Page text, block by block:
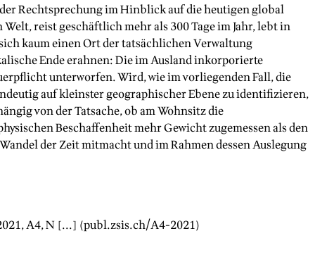
Rechtsprechung im Hinblick auf die heutigen global
reist geschäftlich mehr als 300 Tage im Jahr, lebt in
kaum einen Ort der tatsächlichen Verwaltung
Ende erahnen: Die im Ausland inkorporierte
unterworfen. Wird, wie im vorliegenden Fall, die
auf kleinster geographischer Ebene zu identifizieren,
von der Tatsache, ob am Wohnsitz die
Beschaffenheit mehr Gewicht zugemessen als den
der Zeit mitmacht und im Rahmen dessen Auslegung
, A4, N [...] (publ.zsis.ch/A4-2021)